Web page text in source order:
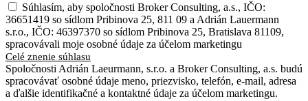
Súhlasím, aby spoločnosti Broker Consulting, a.s., IČO:
36651419 so sídlom Pribinova 25, 811 09 a Adrián Lauermann
s.r.o., IČO: 46397370 so sídlom Pribinova 25, Bratislava 81109,
spracovávali moje osobné údaje za účelom marketingu
Celé znenie súhlasu
Spoločnosti Adrián Laeurmann, s.r.o. a Broker Consulting, a.s. budú
spracovávať osobné údaje meno, priezvisko, telefón, e-mail, adresa
a ďalšie identifikačné a kontaktné údaje za účelom marketingu.